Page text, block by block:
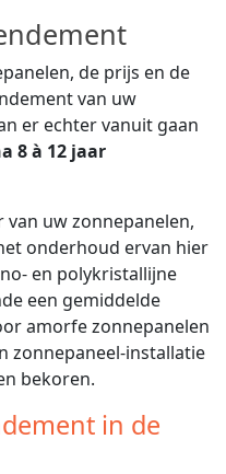
de prijs en de
van uw
er echter vanuit gaan
8 à 12 jaar
uw zonnepanelen,
onderhoud ervan hier
en polykristallijne
een gemiddelde
amorfe zonnepanelen
zonnepaneel-installatie
bekoren.
in de